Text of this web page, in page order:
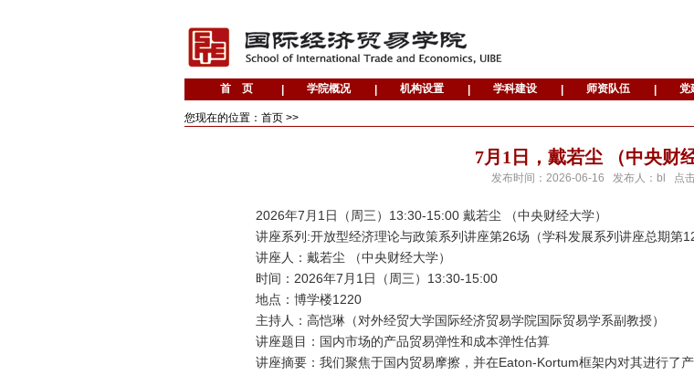
您现在的位置：首页 >>
7月1日，戴若尘 （中央财
发布时间： 2026-06-16 发布人： bl 点
2026年7月1日（周三）13:30-15:00 戴若尘 （中央财经大学）
讲座系列:开放型经济理论与政策系列讲座第26场（学科发展系列讲座总期第
讲座人：戴若尘 （中央财经大学）
时间：2026年7月1日（周三）13:30-15:00
地点：博学楼1220
主持人：高恺琳（对外经贸大学国际经济贸易学院国际贸易学系副教授）
讲座题目：国内市场的产品贸易弹性和成本弹性估算
讲座摘要：我们聚焦于国内贸易摩擦，并在Eaton-Kortum框架内对其进行了